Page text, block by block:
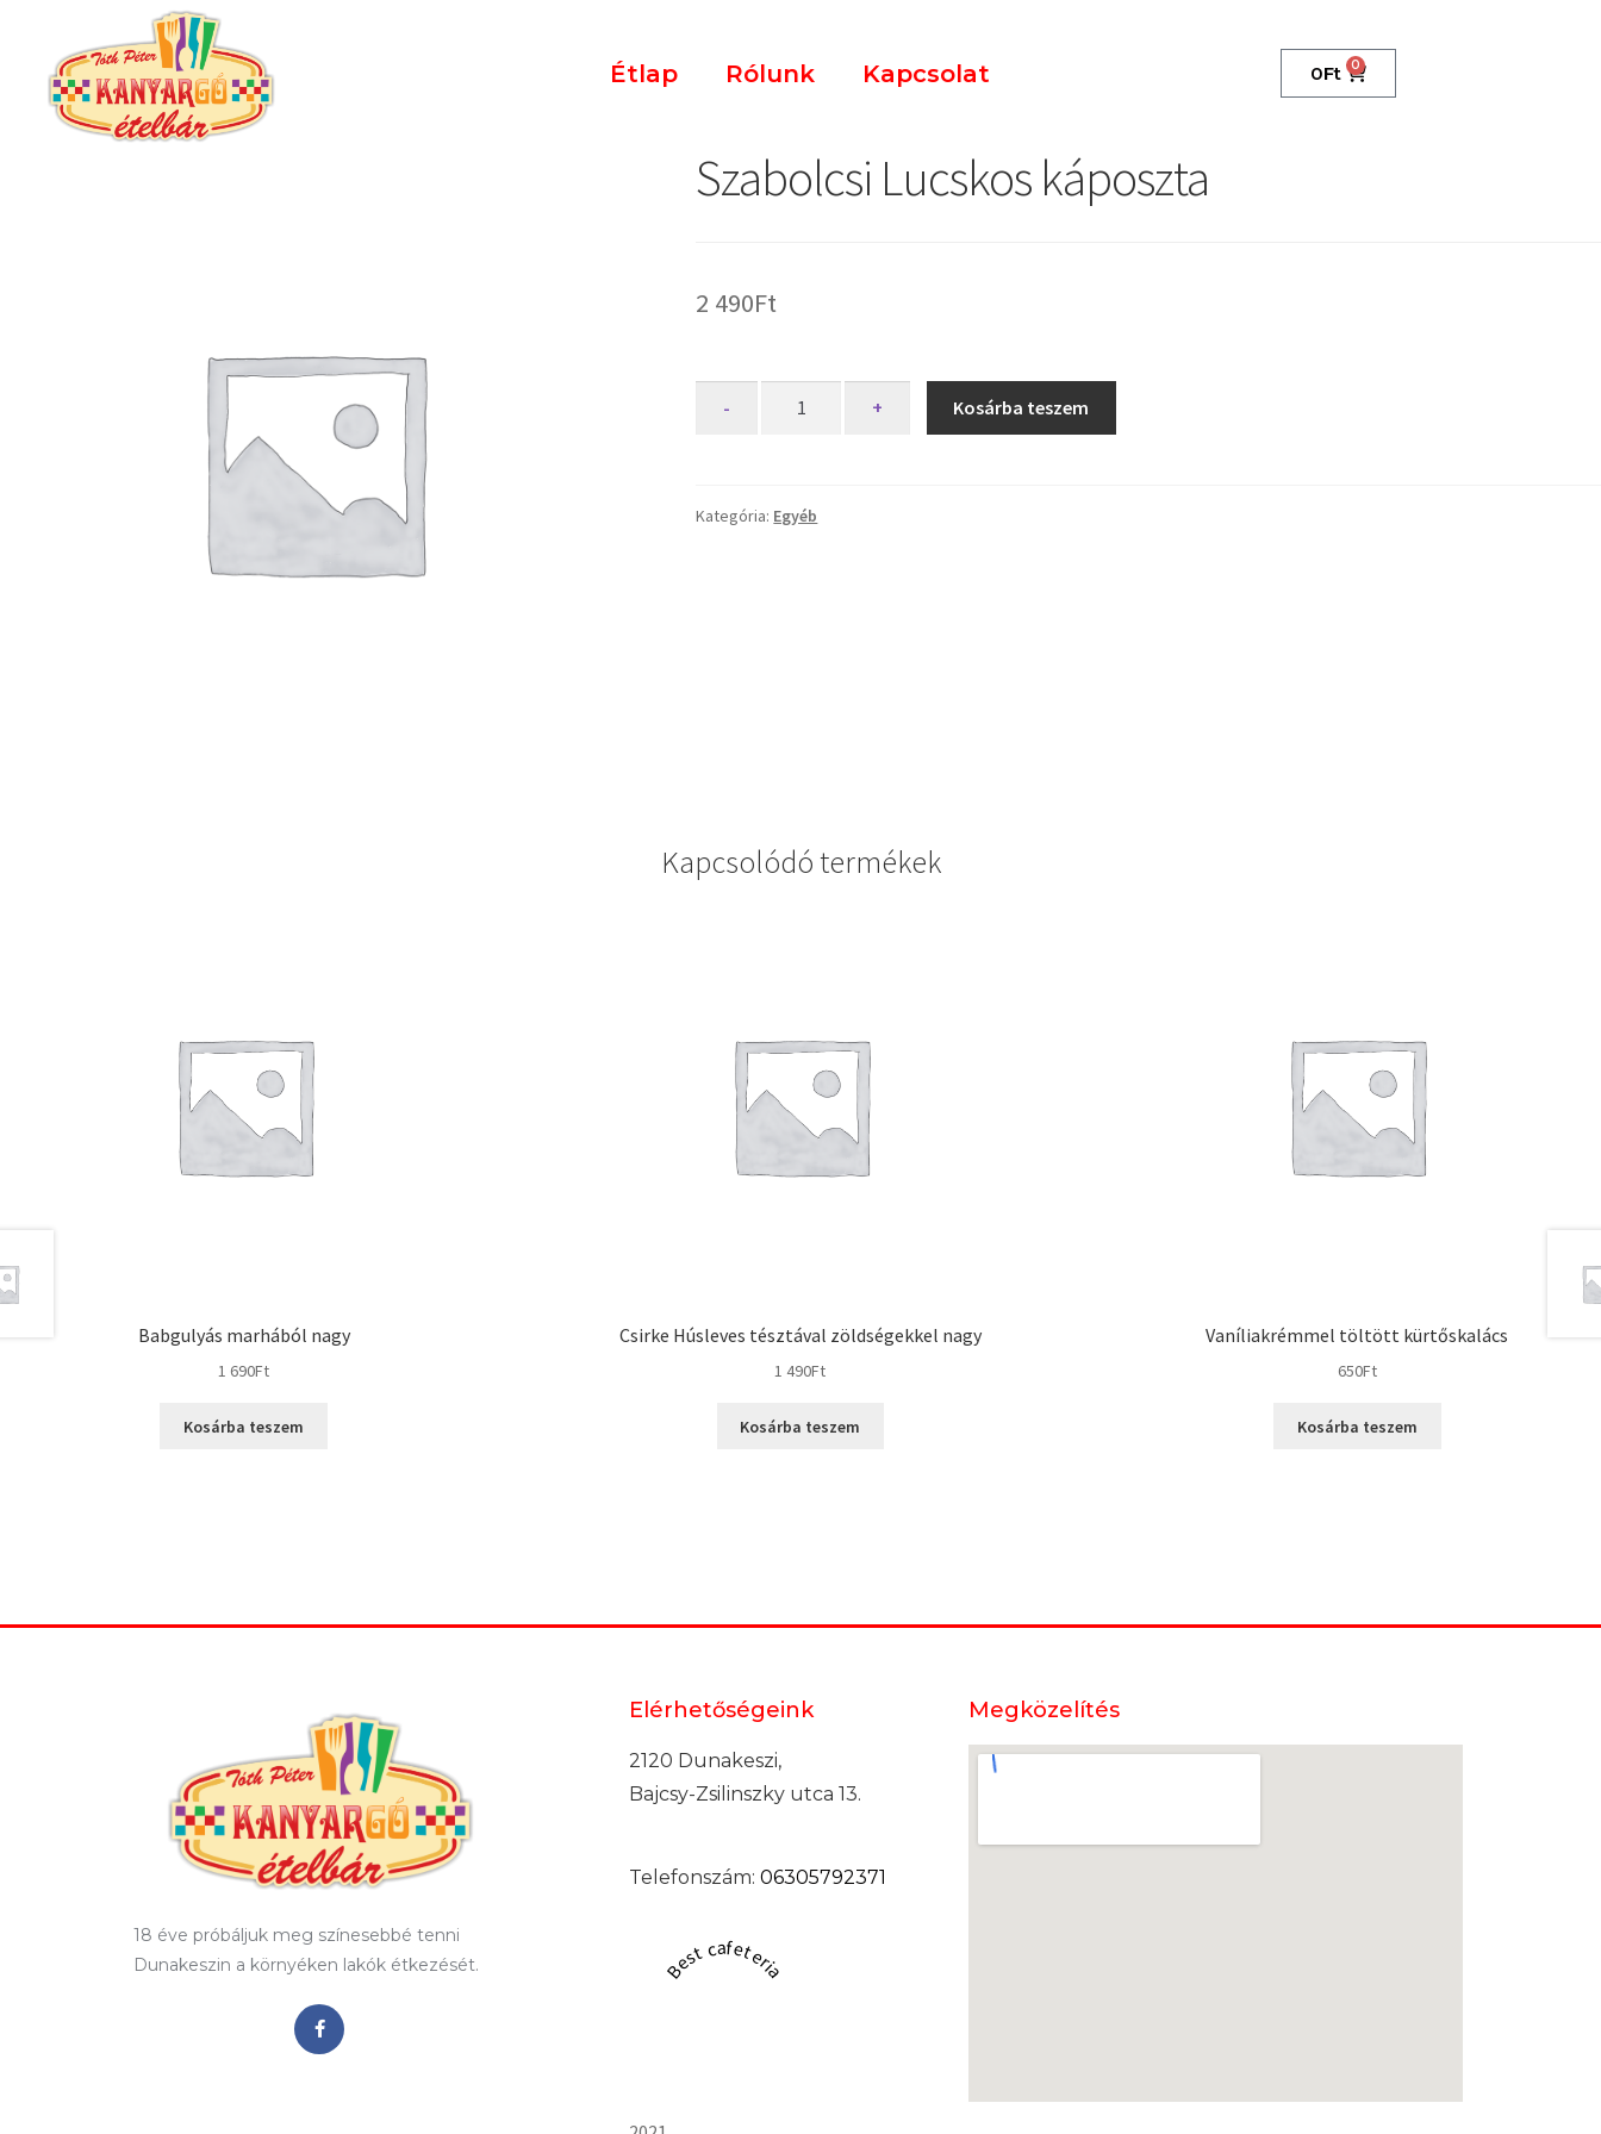
Étlap Rólunk Kapcsolat 0Ft 0
Szabolcsi Lucskos káposzta
2 490Ft
- + Kosárba teszem
Kategória: Egyéb
Kapcsolódó termékek
Babgulyás marhából nagy
1 690Ft
Kosárba teszem
Csirke Húsleves tésztával zöldségekkel nagy
1 490Ft
Kosárba teszem
Vaníliakrémmel töltött kürtőskalács
650Ft
Kosárba teszem
18 éve próbáljuk meg színesebbé tenni
Dunakeszin a környéken lakók étkezését.
Elérhetőségeink
2120 Dunakeszi,
Bajcsy-Zsilinszky utca 13.
Telefonszám: 06305792371
Best cafeteria
Megközelítés